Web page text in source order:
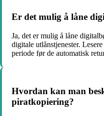
Er det mulig å låne
Ja, det er mulig å låne
digitale utlånstjenester.
periode før de automatisk
Hvordan kan man
piratkopiering?